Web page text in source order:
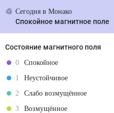
Сегодняв Монако
Спокойное магнитное поле
Состояние магнитного поля
0
Спокойное
1
Неустойчивое
2
Слабо возмущённое
3
Возмущённое